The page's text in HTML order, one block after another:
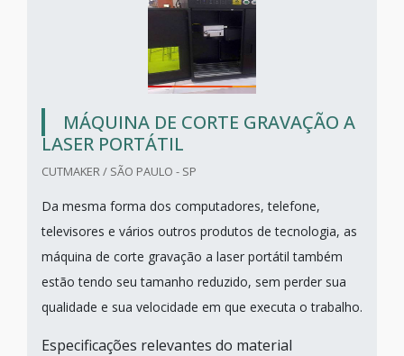
MÁQUINA DE CORTE GRAVAÇÃO A
LASER PORTÁTIL
CUTMAKER / SÃO PAULO - SP
Da mesma forma dos computadores, telefone,
televisores e vários outros produtos de tecnologia, as
máquina de corte gravação a laser portátil também
estão tendo seu tamanho reduzido, sem perder sua
qualidade e sua velocidade em que executa o trabalho.
Especificações relevantes do material